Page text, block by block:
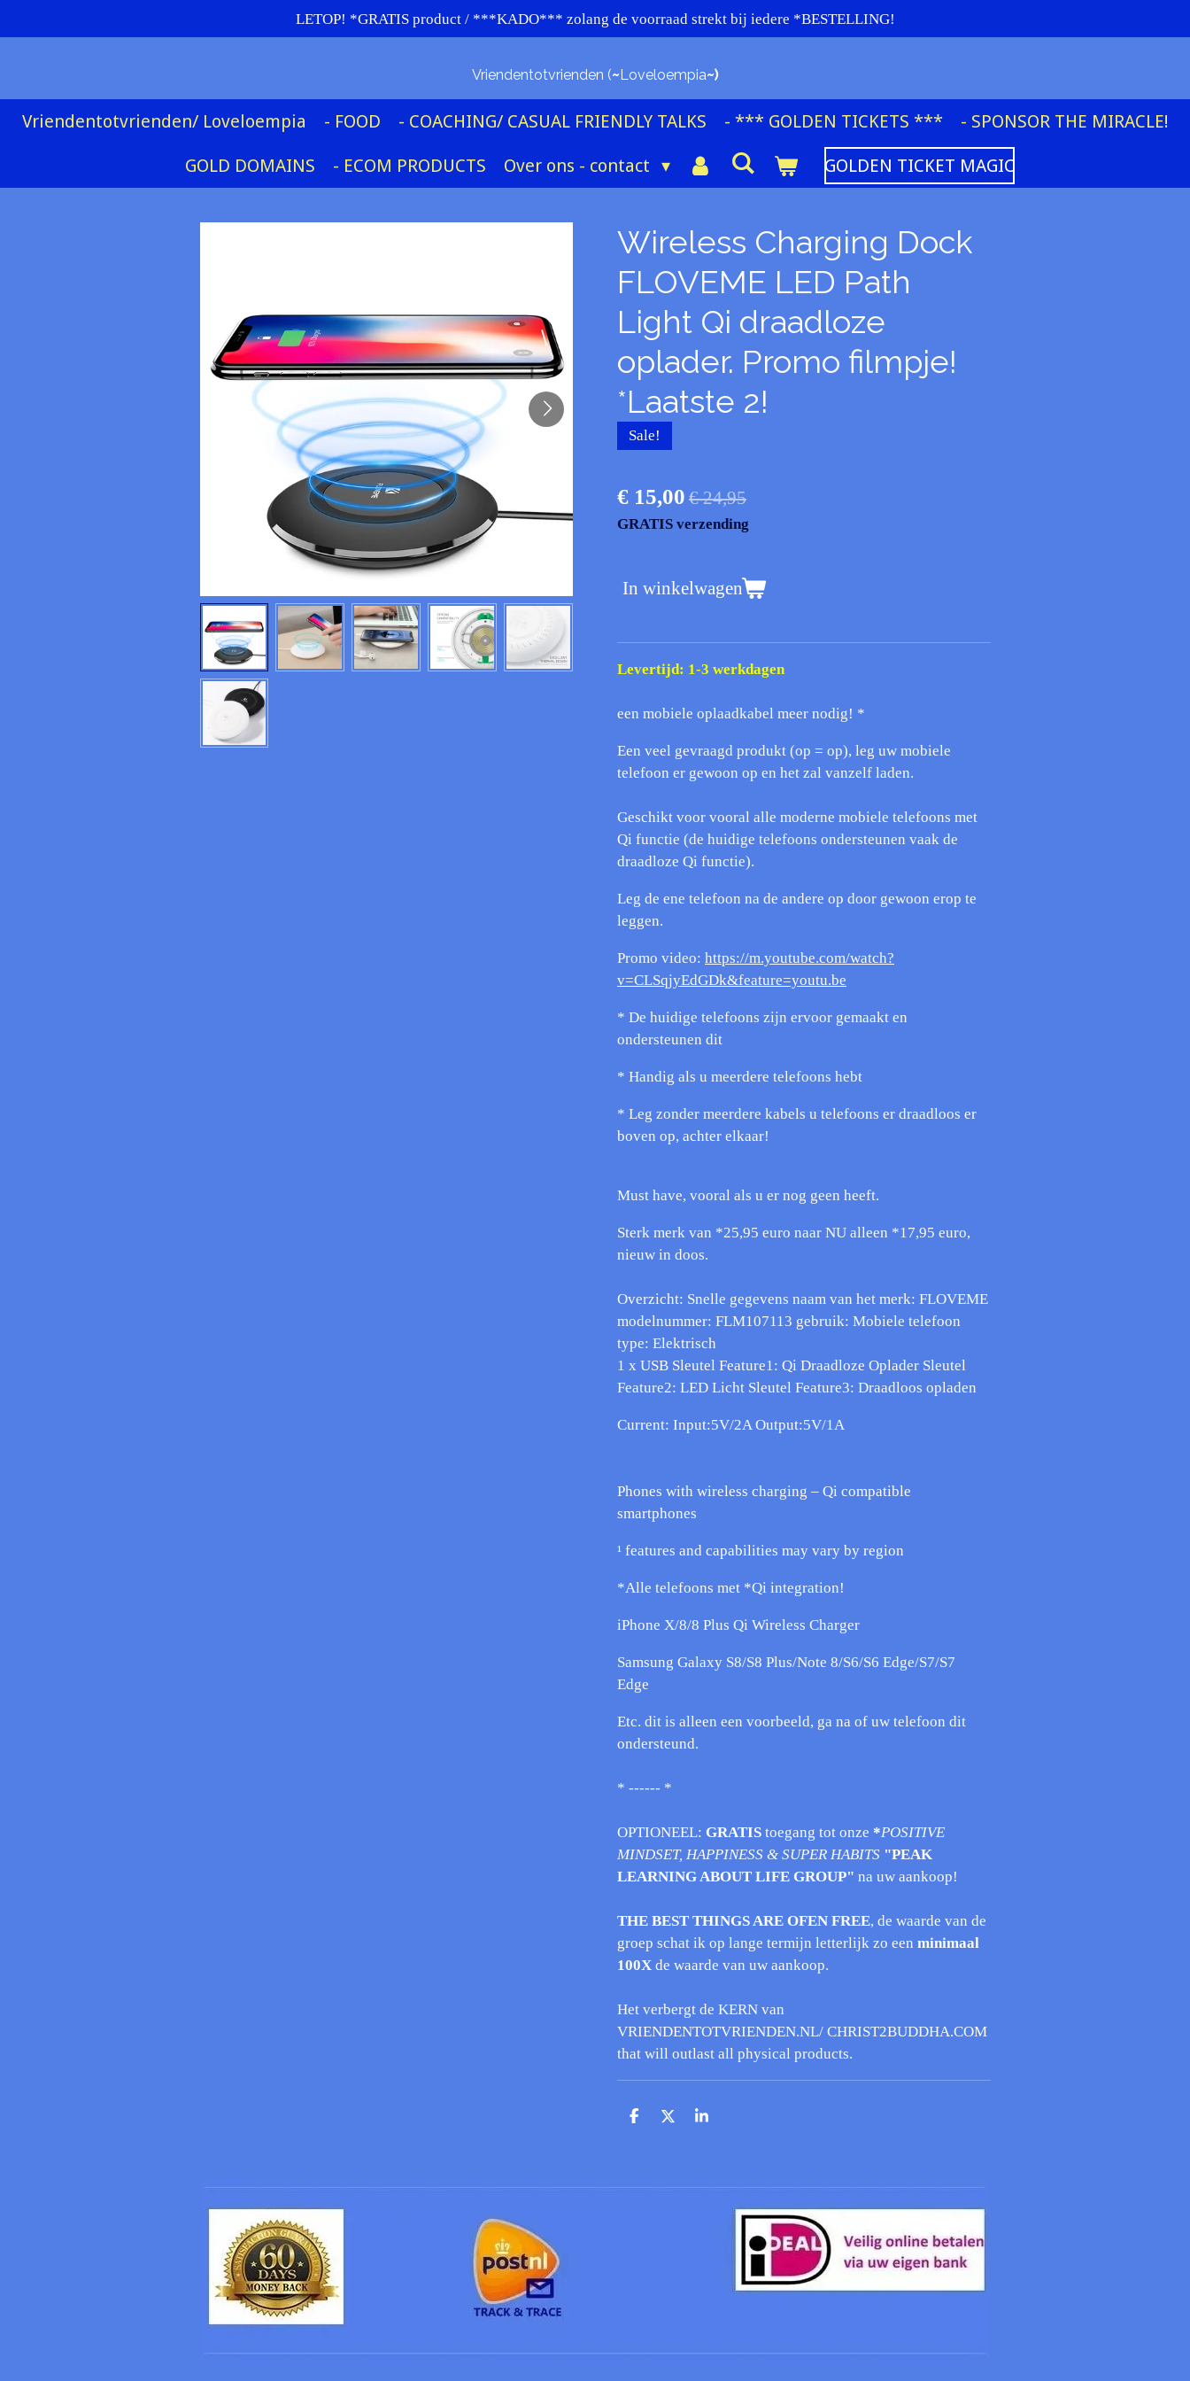
direct
LETOP! *GRATIS product / ***KADO*** zolang de voorraad strekt bij iedere *BESTELLING!
Vriendentotvrienden (~Loveloempia~)
Vriendentotvrienden/ Loveloempia - FOOD - COACHING/ CASUAL FRIENDLY TALKS - *** GOLDEN TICKETS *** - SPONSOR THE MIRACLE!
GOLD DOMAINS - ECOM PRODUCTS Over ons - contact GOLDEN TICKET MAGIC
Wireless Charging Dock
FLOVEME LED Path
Light Qi draadloze
oplader. Promo filmpje!
*Laatste 2!
Sale!
€ 15,00 € 24,95
GRATIS verzending
In winkelwagen
Levertijd: 1-3 werkdagen
een mobiele oplaadkabel meer nodig! *
Een veel gevraagd produkt (op = op), leg uw mobiele
telefoon er gewoon op en het zal vanzelf laden.
Geschikt voor vooral alle moderne mobiele telefoons met
Qi functie (de huidige telefoons ondersteunen vaak de
draadloze Qi functie).
Leg de ene telefoon na de andere op door gewoon erop te
leggen.
Promo video: https://m.youtube.com/watch?
v=CLSqjyEdGDk&feature=youtu.be
* De huidige telefoons zijn ervoor gemaakt en
ondersteunen dit
* Handig als u meerdere telefoons hebt
* Leg zonder meerdere kabels u telefoons er draadloos er
boven op, achter elkaar!
Must have, vooral als u er nog geen heeft.
Sterk merk van *25,95 euro naar NU alleen *17,95 euro,
nieuw in doos.
Overzicht: Snelle gegevens naam van het merk: FLOVEME
modelnummer: FLM107113 gebruik: Mobiele telefoon
type: Elektrisch
1 x USB Sleutel Feature1: Qi Draadloze Oplader Sleutel
Feature2: LED Licht Sleutel Feature3: Draadloos opladen
Current: Input:5V/2A Output:5V/1A
Phones with wireless charging – Qi compatible
smartphones
¹ features and capabilities may vary by region
*Alle telefoons met *Qi integration!
iPhone X/8/8 Plus Qi Wireless Charger
Samsung Galaxy S8/S8 Plus/Note 8/S6/S6 Edge/S7/S7
Edge
Etc. dit is alleen een voorbeeld, ga na of uw telefoon dit
ondersteund.
* ------ *
OPTIONEEL: GRATIS toegang tot onze *POSITIVE
MINDSET, HAPPINESS & SUPER HABITS "PEAK
LEARNING ABOUT LIFE GROUP" na uw aankoop!
THE BEST THINGS ARE OFEN FREE, de waarde van de
groep schat ik op lange termijn letterlijk zo een minimaal
100X de waarde van uw aankoop.
Het verbergt de KERN van
VRIENDENTOTVRIENDEN.NL/ CHRIST2BUDDHA.COM
that will outlast all physical products.
D
D
S